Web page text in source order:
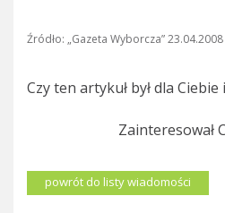
Źródło: „Gazeta Wyborcza”
Czy ten artykuł był dla
Zainteresował
powrót do listy wiadomości